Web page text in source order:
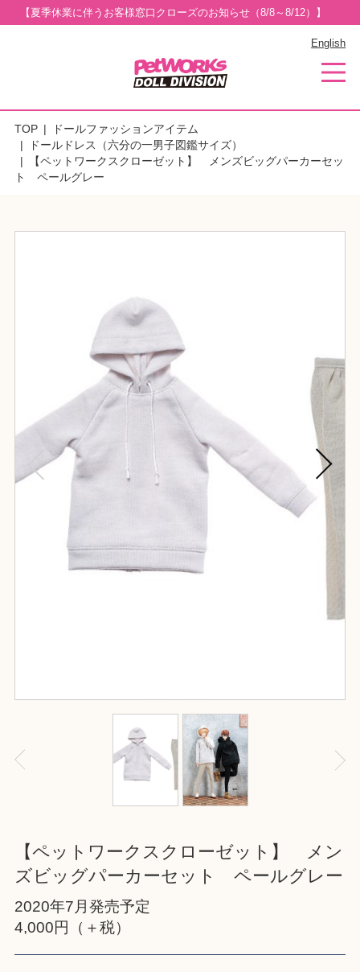
【夏季休業に伴うお客様窓口クローズのお知らせ（8/8～8/12）】
English
TOP
ドールファッションアイテム
ドールドレス（六分の一男子図鑑サイズ）
【ペットワークスクローゼット】 メンズビッグパーカーセッ
ト ペールグレー
【ペットワークスクローゼット】 メン
ズビッグパーカーセット ペールグレー
2020年7月発売予定
4,000円（＋税）